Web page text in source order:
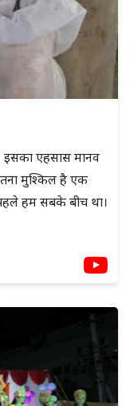
एहसास मानव
मुश्किल है एक
हम सबके बीच था।